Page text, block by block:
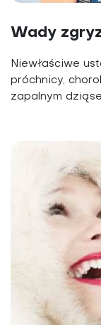
Wady
Niewłaściwe
próchnicy,
zapalnym